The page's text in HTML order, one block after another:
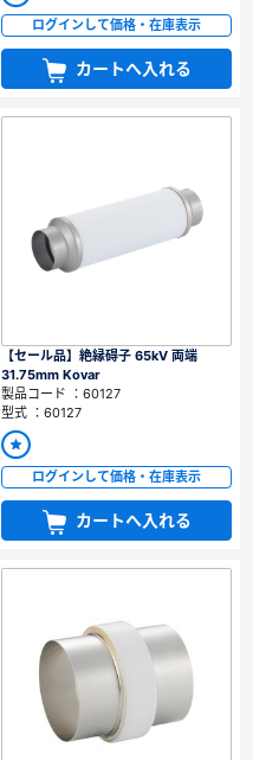
ログインして価格・在庫表示
カートへ入れる
【セール品】絶縁碍子 65kV 両端
31.75mm Kovar
製品コード ：60127
型式 ：60127
ログインして価格・在庫表示
カートへ入れる